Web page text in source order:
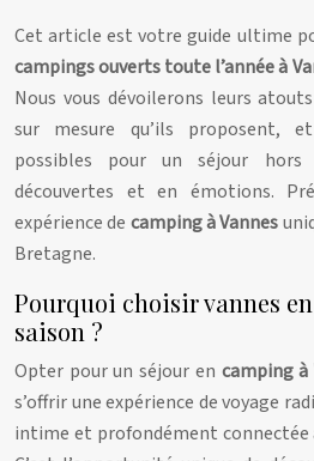
Cet article est votre guide ultime
campings ouverts toute l’année à
Nous vous dévoilerons leurs
sur mesure qu’ils proposent,
possibles pour un séjour
découvertes et en émotions.
expérience de camping à Vannes
Bretagne.
Pourquoi choisir vannes
saison ?
Opter pour un séjour en camping à
s’offrir une expérience de voyage
intime et profondément